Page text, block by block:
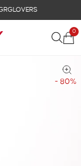
0
- 80%